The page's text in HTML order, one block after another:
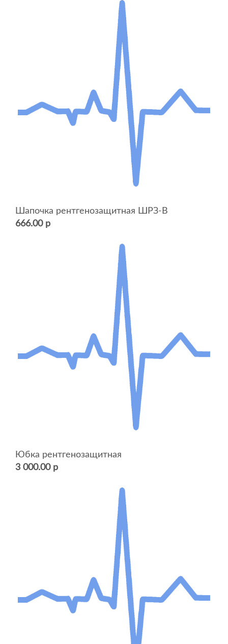
Шапочка рентгенозащитная ШРЗ-В
666.00 р
Юбка рентгенозащитная
3 000.00 р